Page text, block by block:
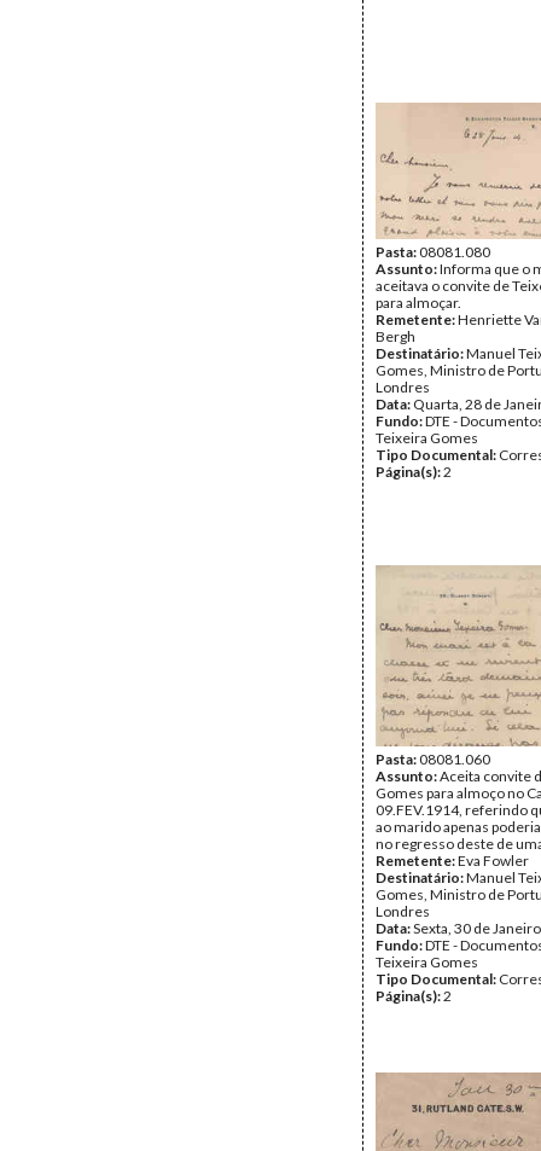
Pasta:08081.080
Assunto:Informa que o
aceitava o convite de
para almoçar.
Remetente:Henriette
Bergh
Destinatário:Manuel
Gomes, Ministro de
Londres
Data: Quarta, 28 de
Fundo:DTE -
Teixeira Gomes
Tipo Documental:
Página(s):2
Pasta:08081.060
Assunto:Aceita convite
Gomes para almoço no
09.FEV.1914, referindo
ao marido apenas
no regresso deste de
Remetente:Eva Fowler
Destinatário:Manuel
Gomes, Ministro de
Londres
Data:Sexta, 30 de
Fundo:DTE -
Teixeira Gomes
Tipo Documental:
Página(s):2